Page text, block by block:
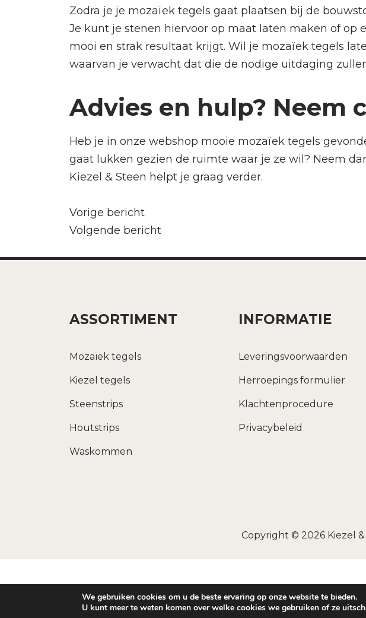
Zodra je je mozaïek tegels gaat plaatsen bij de
Je kunt je stenen hiervoor op maat laten maken of op
mooi en strak resultaat krijgt. Wil je mozaïek tegels
waarvan je verwacht dat die de nodige uitdaging
Advies en hulp? Neem
Heb je in onze webshop mooie mozaïek tegels
gaat lukken gezien de ruimte waar je ze wil? Neem
Kiezel & Steen helpt je graag verder.
Bericht
navigatie
Vorige bericht
Volgende bericht
ASSORTIMENT
Mozaïek tegels
Kiezel tegels
Steenstrips
Houtstrips
Waskommen
INFORMATIE
Leveringsvoorwaarden
Herroepings formulier
Klachtenprocedure
Privacybeleid
Copyright © 2026 Kiezel
We gebruiken cookies om u de beste ervaring op onze website te bieden.
U kunt meer te weten komen over welke cookies we gebruiken of ze